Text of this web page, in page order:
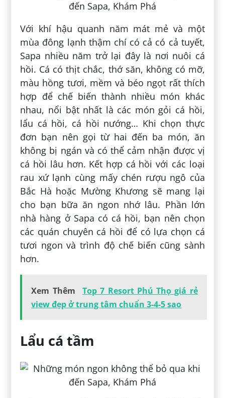
Với khí hậu quanh năm mát mẻ và một
mùa đông lạnh thậm chí có cả có cả tuyết,
Sapa nhiều năm trở lại đây là nơi nuôi cá
hồi. Cá có thịt chắc, thớ săn, không có mỡ,
màu hồng tươi, mềm và béo ngọt rất thích
hợp để chế biến thành nhiều món khác
nhau, nổi bật nhất là các món gỏi cá hồi,
lẩu cá hồi, cá hồi nướng… Khi chọn thực
đơn bạn nên gọi từ hai đến ba món, ăn
không bị ngán và có thể cảm nhận được vị
cá hồi lâu hơn. Kết hợp cá hồi với các loại
rau xứ lạnh cùng mấy chén rượu ngô của
Bắc Hà hoặc Mường Khương sẽ mang lại
cho bạn bữa ăn ngon nhớ lâu. Phần lớn
nhà hàng ở Sapa có cá hồi, bạn nên chọn
các quán chuyên cá hồi để có lựa chọn cá
tươi ngon và trình độ chế biến cũng sành
hơn.
Xem Thêm
Top 7 Resort Phú Thọ giá rẻ
view đẹp ở trung tâm chuẩn 3-4-5 sao
Lẩu cá tầm